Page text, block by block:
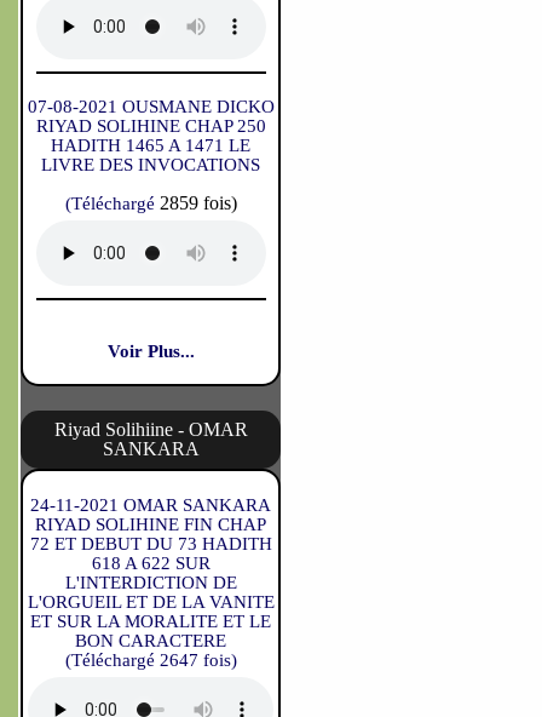
07-08-2021 OUSMANE DICKO
RIYAD SOLIHINE CHAP 250
HADITH 1465 A 1471 LE
LIVRE DES INVOCATIONS
(Téléchargé 2859 fois)
Voir Plus...
Riyad Solihiine - OMAR
SANKARA
24-11-2021 OMAR SANKARA
RIYAD SOLIHINE FIN CHAP
72 ET DEBUT DU 73 HADITH
618 A 622 SUR
L'INTERDICTION DE
L'ORGUEIL ET DE LA VANITE
ET SUR LA MORALITE ET LE
BON CARACTERE
(Téléchargé 2647 fois)